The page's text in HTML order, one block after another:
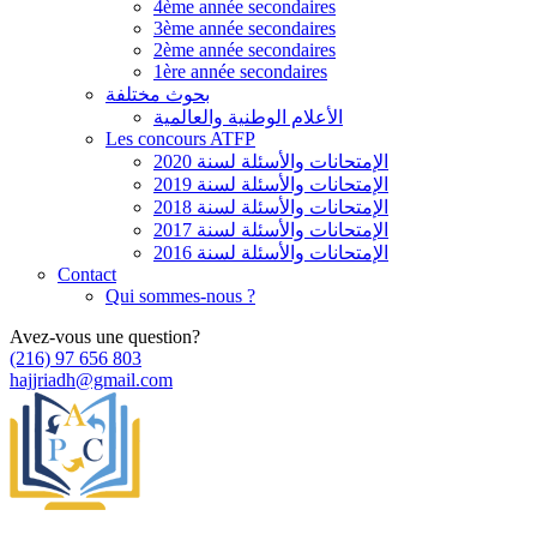
4ème année secondaires
3ème année secondaires
2ème année secondaires
1ère année secondaires
بحوث مختلفة
الأعلام الوطنية والعالمية
Les concours ATFP
الإمتحانات والأسئلة لسنة 2020
الإمتحانات والأسئلة لسنة 2019
الإمتحانات والأسئلة لسنة 2018
الإمتحانات والأسئلة لسنة 2017
الإمتحانات والأسئلة لسنة 2016
Contact
Qui sommes-nous ?
Avez-vous une question?
(216) 97 656 803
hajjriadh@gmail.com